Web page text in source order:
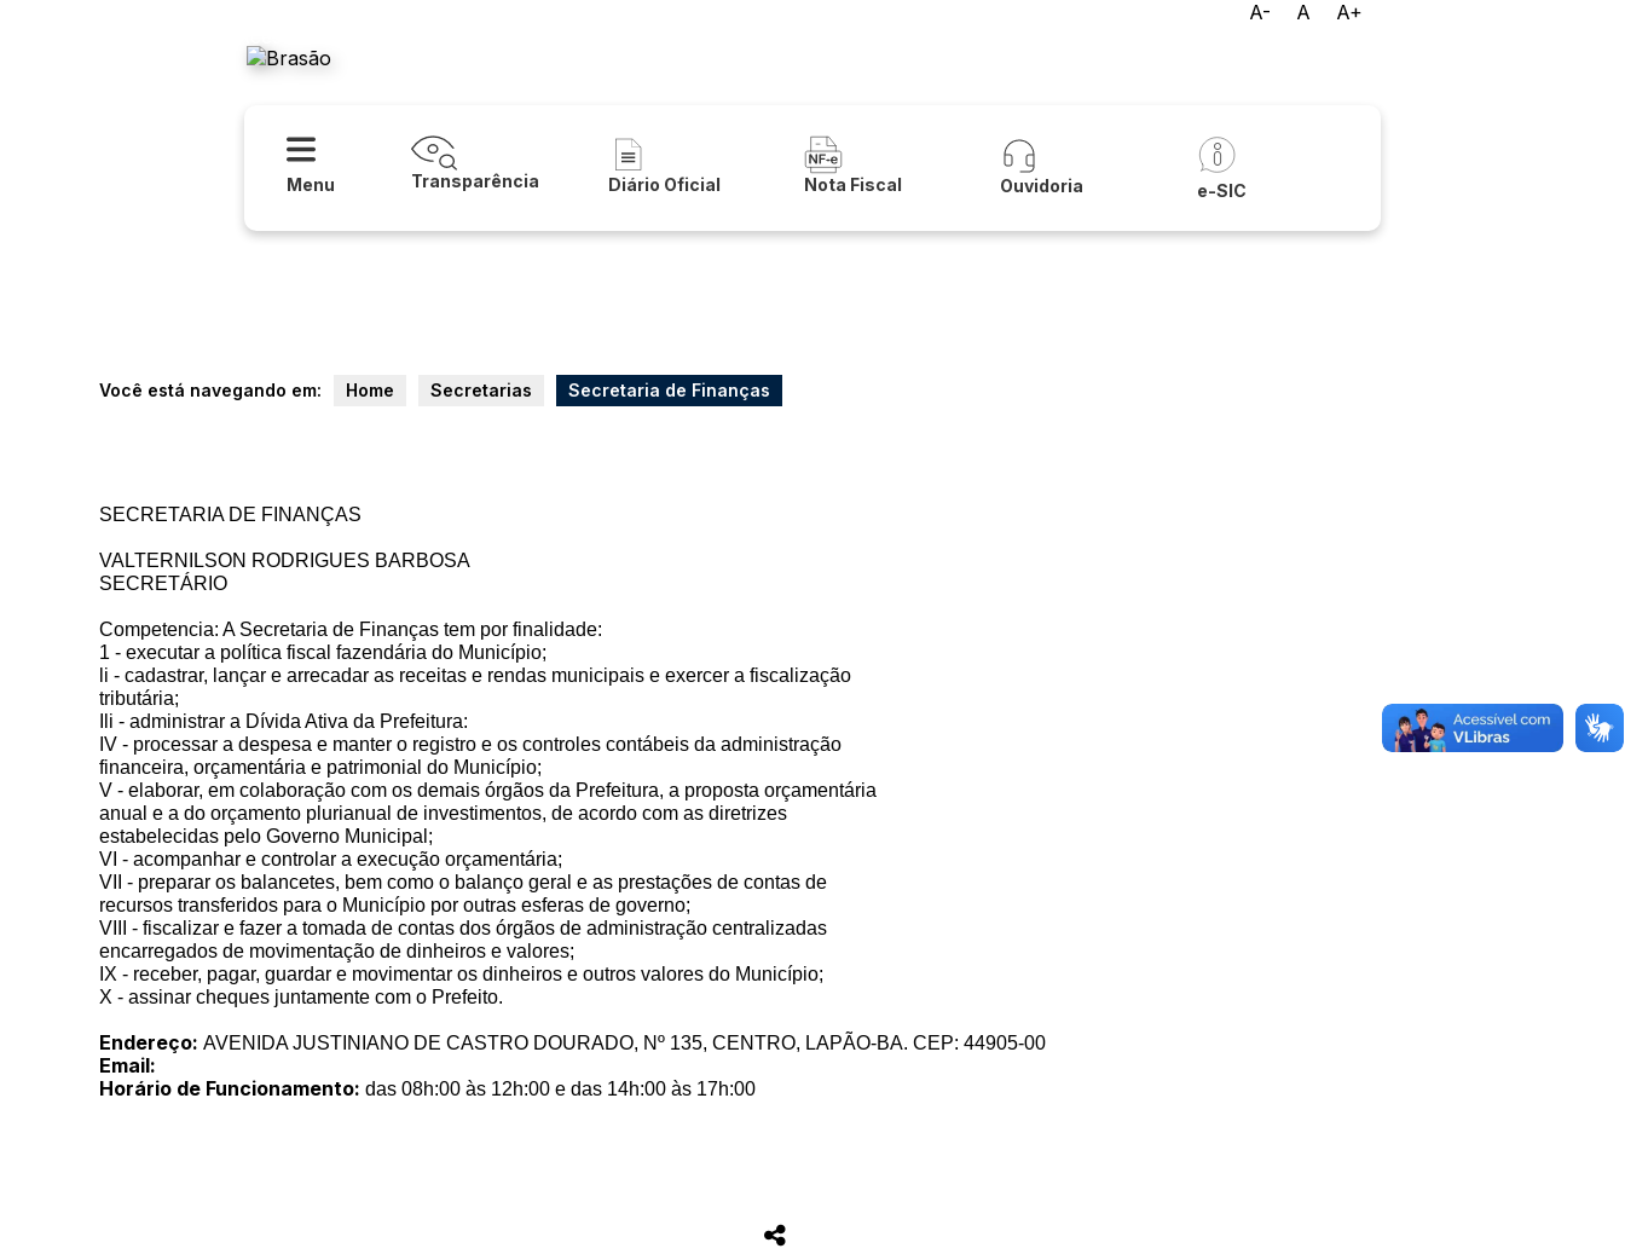
A- A
A+
Menu Transparência Diário Oficial Nota Fiscal Ouvidoria e-SIC
Você está navegando em: Home Secretarias Secretaria de Finanças
SECRETARIA DE FINANÇAS
VALTERNILSON RODRIGUES BARBOSA
SECRETÁRIO
Competencia: A Secretaria de Finanças tem por finalidade:
1 - executar a política fiscal fazendária do Município;
li - cadastrar, lançar e arrecadar as receitas e rendas municipais e exercer a fiscalização
tributária;
Ili - administrar a Dívida Ativa da Prefeitura:
IV - processar a despesa e manter o registro e os controles contábeis da administração
financeira, orçamentária e patrimonial do Município;
V - elaborar, em colaboração com os demais órgãos da Prefeitura, a proposta orçamentária
anual e a do orçamento plurianual de investimentos, de acordo com as diretrizes
estabelecidas pelo Governo Municipal;
VI - acompanhar e controlar a execução orçamentária;
VII - preparar os balancetes, bem como o balanço geral e as prestações de contas de
recursos transferidos para o Município por outras esferas de governo;
VIII - fiscalizar e fazer a tomada de contas dos órgãos de administração centralizadas
encarregados de movimentação de dinheiros e valores;
IX - receber, pagar, guardar e movimentar os dinheiros e outros valores do Município;
X - assinar cheques juntamente com o Prefeito.
Endereço: AVENIDA JUSTINIANO DE CASTRO DOURADO, Nº 135, CENTRO, LAPÃO-BA. CEP: 44905-00
Email:
Horário de Funcionamento: das 08h:00 às 12h:00 e das 14h:00 às 17h:00